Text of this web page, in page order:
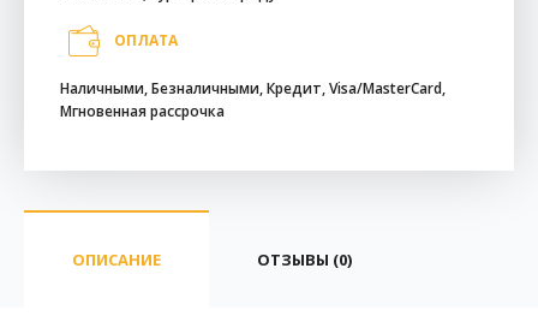
ОПЛАТА
Наличными, Безналичными, Кредит, Visa/MasterCard,
Мгновенная рассрочка
ОПИСАНИЕ ОТЗЫВЫ (0)